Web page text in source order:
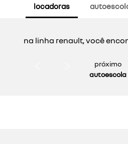
locadoras
na linha renault, você
próximo
autoescola